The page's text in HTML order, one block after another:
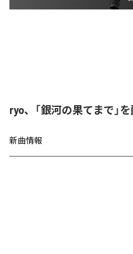
ryo、「銀河の果てまで」
新曲情報